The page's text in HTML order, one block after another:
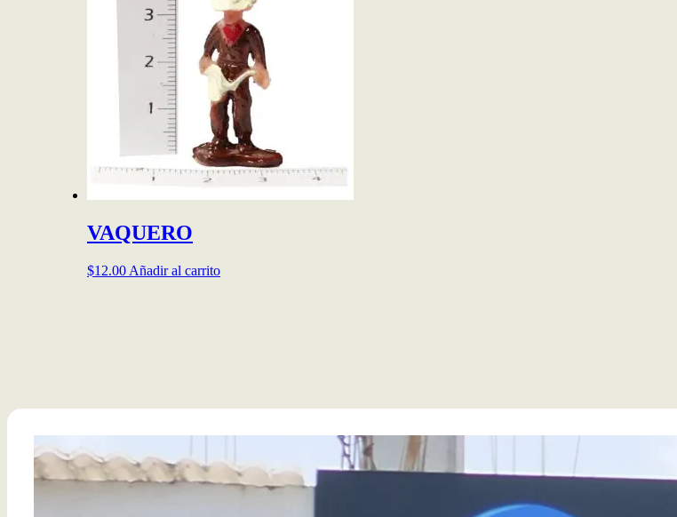
VAQUERO
$12.00 Añadir al carrito